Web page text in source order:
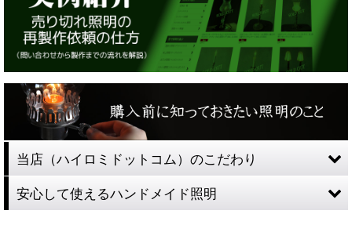
当店（ハイロミドットコム）のこだわり
安心して使えるハンドメイド照明